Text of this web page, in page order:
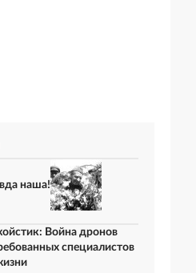
наша!
Война дронов
специалистов